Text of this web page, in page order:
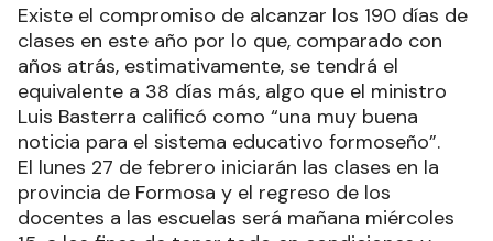
Existe el compromiso de alcanzar los 190 días de
clases en este año por lo que, comparado con
años atrás, estimativamente, se tendrá el
equivalente a 38 días más, algo que el ministro
Luis Basterra calificó como “una muy buena
noticia para el sistema educativo formoseño”.
El lunes 27 de febrero iniciarán las clases en la
provincia de Formosa y el regreso de los
docentes a las escuelas será mañana miércoles